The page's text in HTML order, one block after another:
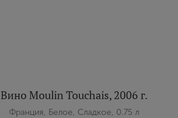
Вино Moulin Touchais, 2006 г.
Франция, Белое, Сладкое, 0.75 л